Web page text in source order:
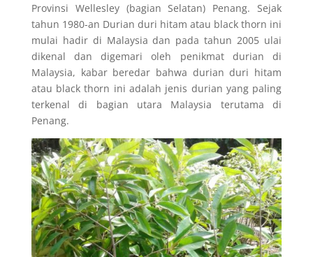
Provinsi Wellesley (bagian Selatan) Penang. Sejak
tahun 1980-an Durian duri hitam atau black thorn ini
mulai hadir di Malaysia dan pada tahun 2005 ulai
dikenal dan digemari oleh penikmat durian di
Malaysia, kabar beredar bahwa durian duri hitam
atau black thorn ini adalah jenis durian yang paling
terkenal di bagian utara Malaysia terutama di
Penang.